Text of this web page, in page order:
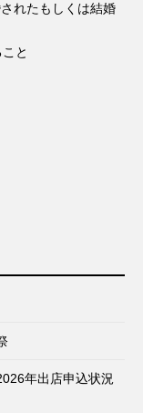
れたもしくは結婚
と
年出店申込状況